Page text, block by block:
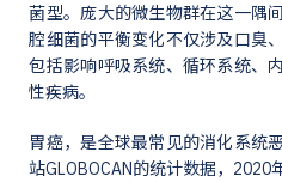
菌型。庞大的微生物群在这一隅
腔细菌的平衡变化不仅涉及口臭
包括影响呼吸系统、循环系统、
性疾病。
胃癌，是全球最常见的消化系统
站GLOBOCAN的统计数据，